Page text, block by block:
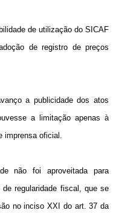
de utilização do SICAF
de registro de preços
a publicidade dos atos
a limitação apenas à
imprensa oficial.
não foi aproveitada para
regularidade fiscal, que se
no inciso XXI do art. 37 da